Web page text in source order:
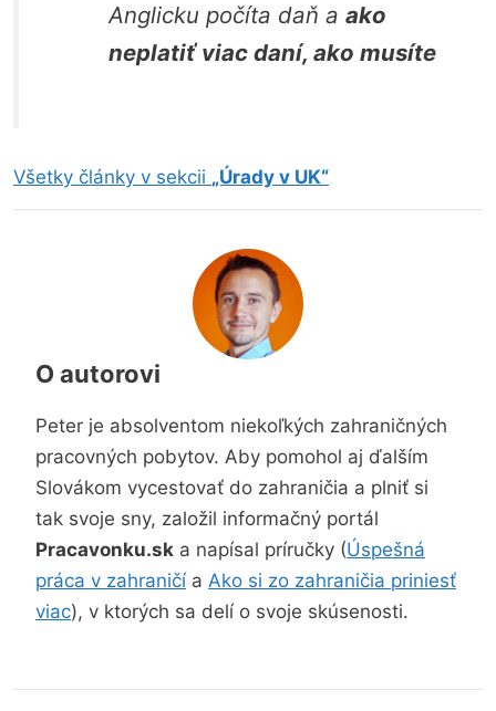
Anglicku počíta daň aako
neplatiť viac daní, ako musíte
Všetky články v sekcii „Úrady v UK“
O autorovi
Peter je absolventom niekoľkých zahraničných
pracovných pobytov. Aby pomohol aj ďalším
Slovákom vycestovať do zahraničia a plniť si
tak svoje sny, založil informačný portál
Pracavonku.sk a napísal príručky (Úspešná
práca v zahraničí a Ako si zo zahraničia priniesť
viac), v ktorých sa delí o svoje skúsenosti.